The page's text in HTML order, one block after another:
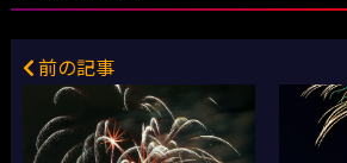
前の記事